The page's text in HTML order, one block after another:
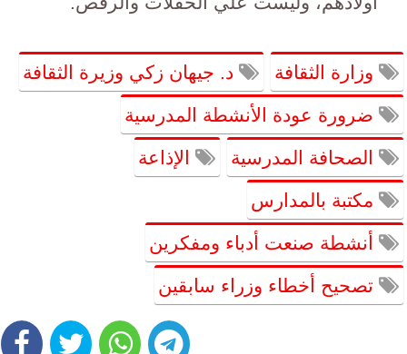
وزارة الثقافة د. جيهان زكي وزيرة الثقافة
ضرورة عودة الأنشطة المدرسية
الصحافة المدرسية الإذاعة
مكتبة بالمدارس
أنشطة صنعت أدباء ومفكرين
تصحيح أخطاء وزراء سابقين